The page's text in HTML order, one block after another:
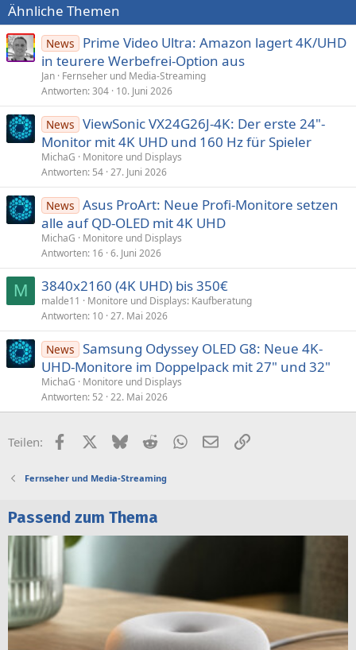
Ähnliche Themen
News
Prime Video Ultra: Amazon lagert 4K/UHD
in teurere Werbefrei-Option aus
Jan Fernseher und Media-Streaming
Antworten 304 10. Juni 2026
News ViewSonic VX24G26J-4K: Der erste 24"-
Monitor mit 4K UHD und 160 Hz für Spieler
MichaG
Monitore und Displays
Antworten 54 27. Juni 2026
News Asus ProArt: Neue Profi-Monitore setzen
alle auf QD-OLED mit 4K UHD
MichaG
Monitore und Displays
Antworten 16 6. Juni 2026
M 3840x2160 (4K UHD) bis 350€
malde11
Monitore und Displays: Kaufberatung
Antworten 10 27. Mai 2026
News Samsung Odyssey OLED G8: Neue 4K-
UHD-Monitore im Doppelpack mit 27" und 32"
MichaG
Monitore und Displays
Antworten 52 22. Mai 2026
Teilen: FacebookX (Twitter)
BlueskyRedditWhatsApp
E-MailLink
Fernseher und Media-Streaming
Passend zum Thema